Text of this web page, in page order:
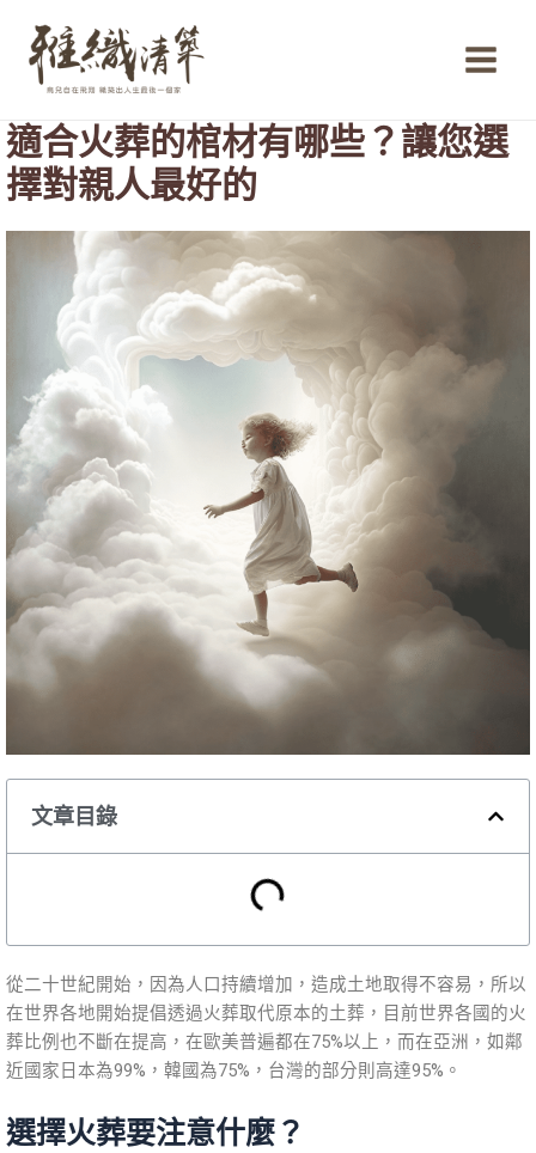
內
容
Menu
適合火葬的棺材有哪些？讓您選
擇對親人最好的
文章目錄
從二十世紀開始，因為人口持續增加，造成土地取得不容易，所以
在世界各地開始提倡透過火葬取代原本的土葬，目前世界各國的火
葬比例也不斷在提高，在歐美普遍都在75%以上，而在亞洲，如鄰
近國家日本為99%，韓國為75%，台灣的部分則高達95%。
選擇火葬要注意什麼？